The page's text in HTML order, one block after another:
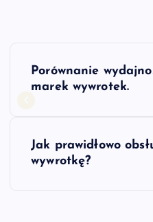
NPorównanie
marek wywrotek.
Jak prawidłowo
wywrotkę?